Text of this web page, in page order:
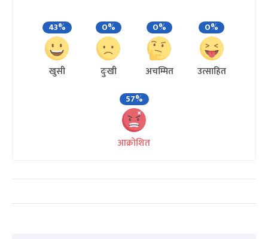
43%
खुसी
0%
दुःखी
0%
अचम्मित
0%
उत्साहित
57%
आक्रोशित